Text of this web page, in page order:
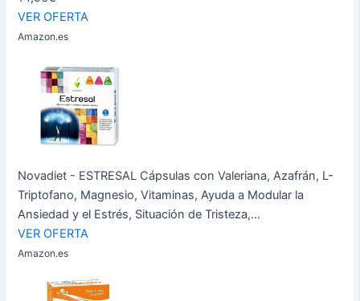
VER OFERTA
Amazon.es
Novadiet - ESTRESAL Cápsulas con Valeriana, Azafrán, L-
Triptofano, Magnesio, Vitaminas, Ayuda a Modular la
Ansiedad y el Estrés, Situación de Tristeza,...
VER OFERTA
Amazon.es